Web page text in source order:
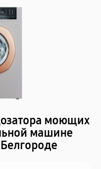
моющих
машине
Белгороде